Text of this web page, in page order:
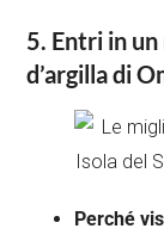
5. Entri in
d’argilla di
Perché